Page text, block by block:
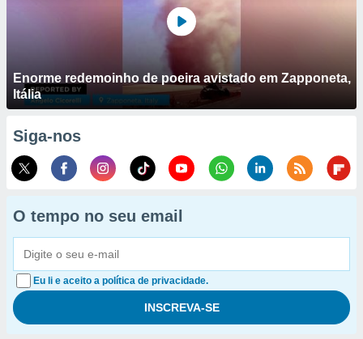
Enorme redemoinho de poeira avistado em Zapponeta,
Itália
Siga-nos
O tempo no seu email
Eu li e aceito a política de privacidade.